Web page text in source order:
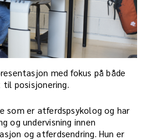
med fokus på både
posisjonering.
som er atferdspsykolog og har
og undervisning innen
og atferdsendring. Hun er